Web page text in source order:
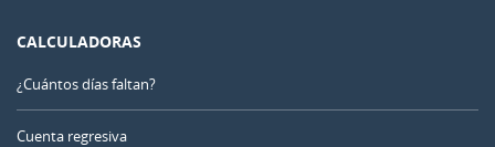
CALCULADORAS
¿Cuántos días faltan?
Cuenta regresiva